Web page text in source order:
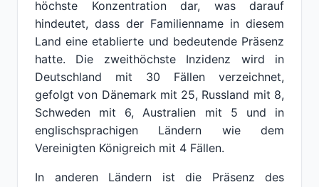
höchste Konzentration dar, was darauf
hindeutet, dass der Familienname in diesem
Land eine etablierte und bedeutende Präsenz
hatte. Die zweithöchste Inzidenz wird in
Deutschland mit 30 Fällen verzeichnet,
gefolgt von Dänemark mit 25, Russland mit 8,
Schweden mit 6, Australien mit 5 und in
englischsprachigen Ländern wie dem
Vereinigten Königreich mit 4 Fällen.
In anderen Ländern ist die Präsenz des